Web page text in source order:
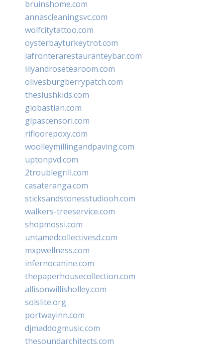
bruinshome.com
annascleaningsvc.com
wolfcitytattoo.com
oysterbayturkeytrot.com
lafronterarestauranteybar.com
lilyandrosetearoom.com
olivesburgberrypatch.com
theslushkids.com
giobastian.com
glpascensori.com
rifloorepoxy.com
woolleymillingandpaving.com
uptonpvd.com
2troublegrill.com
casateranga.com
sticksandstonesstudiooh.com
walkers-treeservice.com
shopmossi.com
untamedcollectivesd.com
mxpwellness.com
infernocanine.com
thepaperhousecollection.com
allisonwillisholley.com
solslite.org
portwayinn.com
djmaddogmusic.com
thesoundarchitects.com